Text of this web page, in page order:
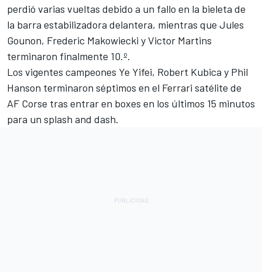
perdió varias vueltas debido a un fallo en la bieleta de
la barra estabilizadora delantera, mientras que Jules
Gounon, Frederic Makowiecki y Victor Martins
terminaron finalmente 10.º.
Los vigentes campeones Ye Yifei, Robert Kubica y Phil
Hanson terminaron séptimos en el Ferrari satélite de
AF Corse tras entrar en boxes en los últimos 15 minutos
para un splash and dash.